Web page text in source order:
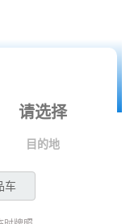
目的地
车